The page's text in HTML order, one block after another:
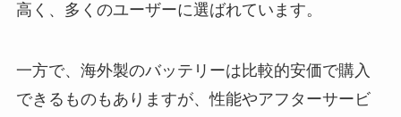
高く、多くのユーザーに選ばれています。
一方で、海外製のバッテリーは比較的安価で購入
できるものもありますが、性能やアフターサービ